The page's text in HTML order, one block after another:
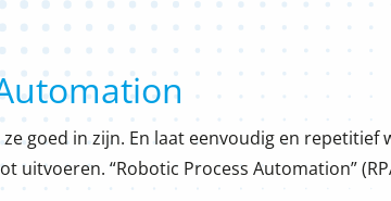
goed in zijn. En laat eenvoudig en repetitief
uitvoeren. “Robotic Process Automation”